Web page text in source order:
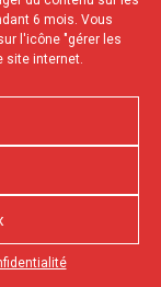
6 mois. Vous
l'icône "gérer les
site internet.